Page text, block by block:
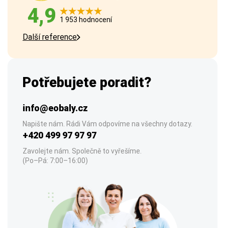
4,9 1 953 hodnocení
Další reference
Potřebujete poradit?
info@eobaly.cz
Napište nám. Rádi Vám odpovíme na všechny dotazy.
+420 499 97 97 97
Zavolejte nám. Společně to vyřešíme.
(Po–Pá: 7:00–16:00)